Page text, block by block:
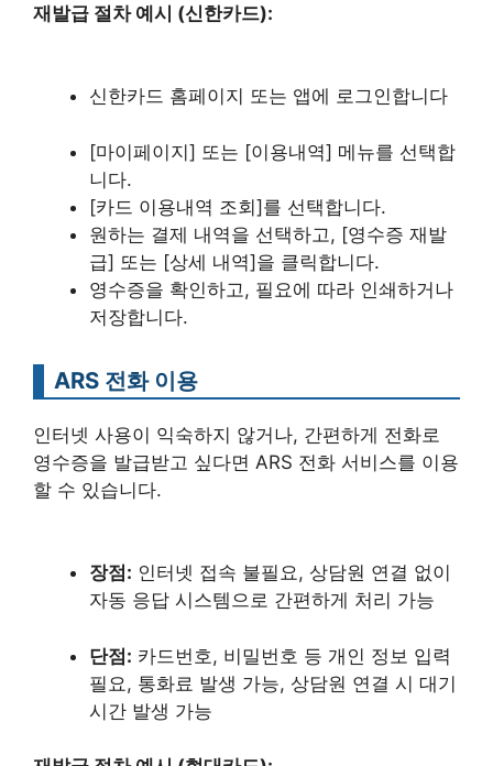
재발급 절차 예시 (신한카드):
신한카드 홈페이지 또는 앱에 로그인합니다
[마이페이지] 또는 [이용내역] 메뉴를 선택합
니다.
[카드 이용내역 조회]를 선택합니다.
원하는 결제 내역을 선택하고, [영수증 재발
급] 또는 [상세 내역]을 클릭합니다.
영수증을 확인하고, 필요에 따라 인쇄하거나
저장합니다.
ARS 전화 이용
인터넷 사용이 익숙하지 않거나, 간편하게 전화로
영수증을 발급받고 싶다면 ARS 전화 서비스를 이용
할 수 있습니다.
장점: 인터넷 접속 불필요, 상담원 연결 없이
자동 응답 시스템으로 간편하게 처리 가능
단점: 카드번호, 비밀번호 등 개인 정보 입력
필요, 통화료 발생 가능, 상담원 연결 시 대기
시간 발생 가능